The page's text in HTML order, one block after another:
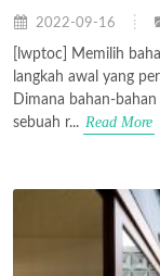
2022-09-16
[lwptoc] Memilih
langkah awal yang
Dimana bahan-
sebuah r... Read More